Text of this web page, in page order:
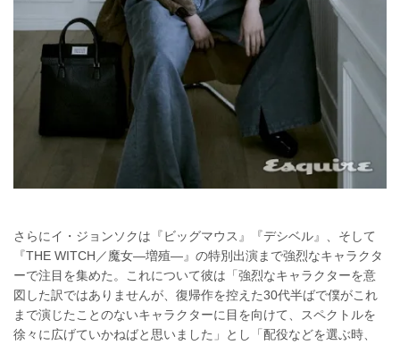
さらにイ・ジョンソクは『ビッグマウス』『デシベル』、そして
『THE WITCH／魔女—増殖—』の特別出演まで強烈なキャラクタ
ーで注目を集めた。これについて彼は「強烈なキャラクターを意
図した訳ではありませんが、復帰作を控えた30代半ばで僕がこれ
まで演じたことのないキャラクターに目を向けて、スペクトルを
徐々に広げていかねばと思いました」とし「配役などを選ぶ時、